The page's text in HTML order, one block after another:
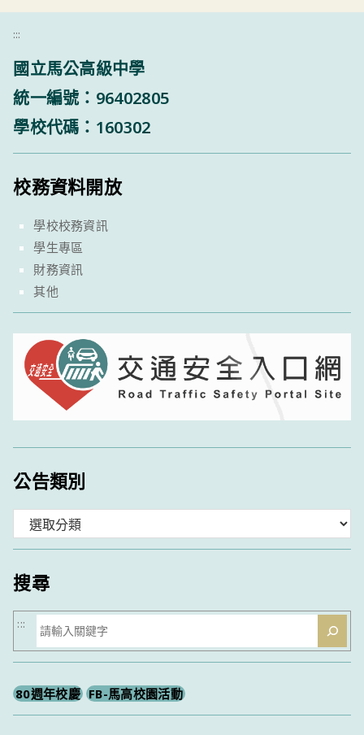
:::
國立馬公高級中學
統一編號：96402805
學校代碼：160302
校務資料開放
學校校務資訊
學生專區
財務資訊
其他
公告類別
類
搜尋
搜
尋
:::
80週年校慶 FB-馬高校園活動